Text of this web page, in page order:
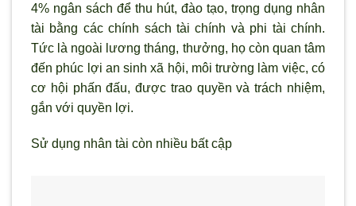
4% ngân sách để thu hút, đào tạo, trọng dụng nhân
tài bằng các chính sách tài chính và phi tài chính.
Tức là ngoài lương tháng, thưởng, họ còn quan tâm
đến phúc lợi an sinh xã hội, môi trường làm việc, có
cơ hội phấn đấu, được trao quyền và trách nhiệm,
gắn với quyền lợi.
Sử dụng nhân tài còn nhiều bất cập